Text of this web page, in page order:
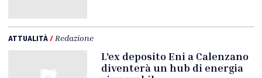
ATTUALITÀ/ Redazione
L'ex deposito Eni a Calenzano
diventerà un hub di energia